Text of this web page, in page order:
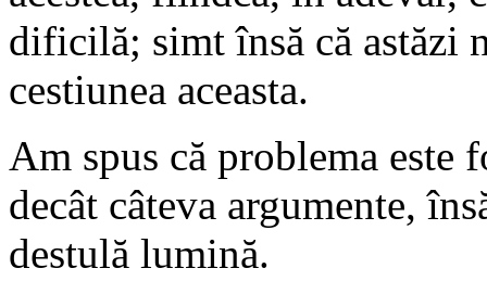
dificilă; simt însă că astăzi
cestiunea aceasta.
Am spus că problema este
decât câteva argumente,
destulă lumină.